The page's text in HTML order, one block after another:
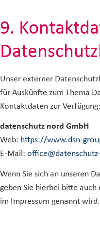
9.
Unser externer
für Auskünfte zum Thema
Kontaktdaten zur Verfügung:
datenschutz nord GmbH
Web: https://www.dsn-
E-Mail:
Wenn Sie sich an unseren
geben Sie hierbei bitte
im Impressum genannt wird.